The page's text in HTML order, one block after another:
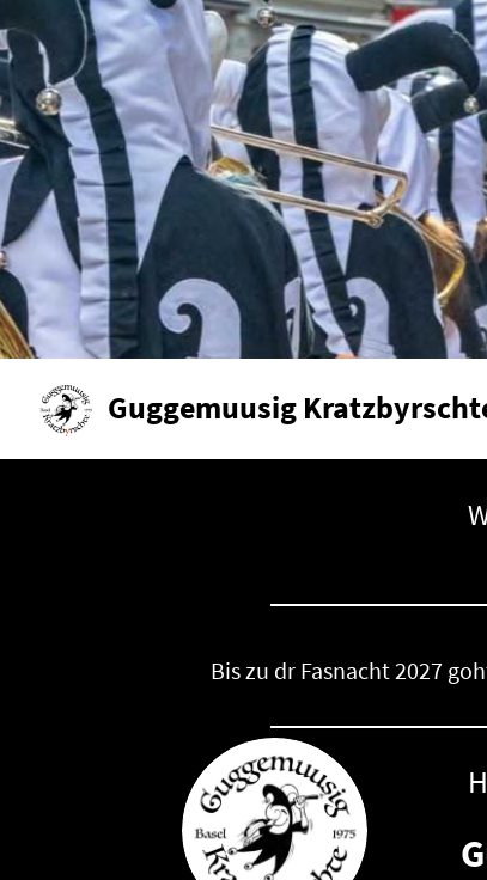
Guggemuusig
Bis zu dr Fasnacht 2027